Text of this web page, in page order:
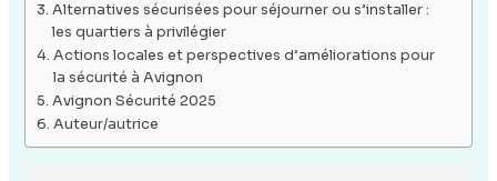
Alternatives sécurisées pour séjourner ou s’installer :
les quartiers à privilégier
Actions locales et perspectives d’améliorations pour
la sécurité à Avignon
Avignon Sécurité 2025
Auteur/autrice